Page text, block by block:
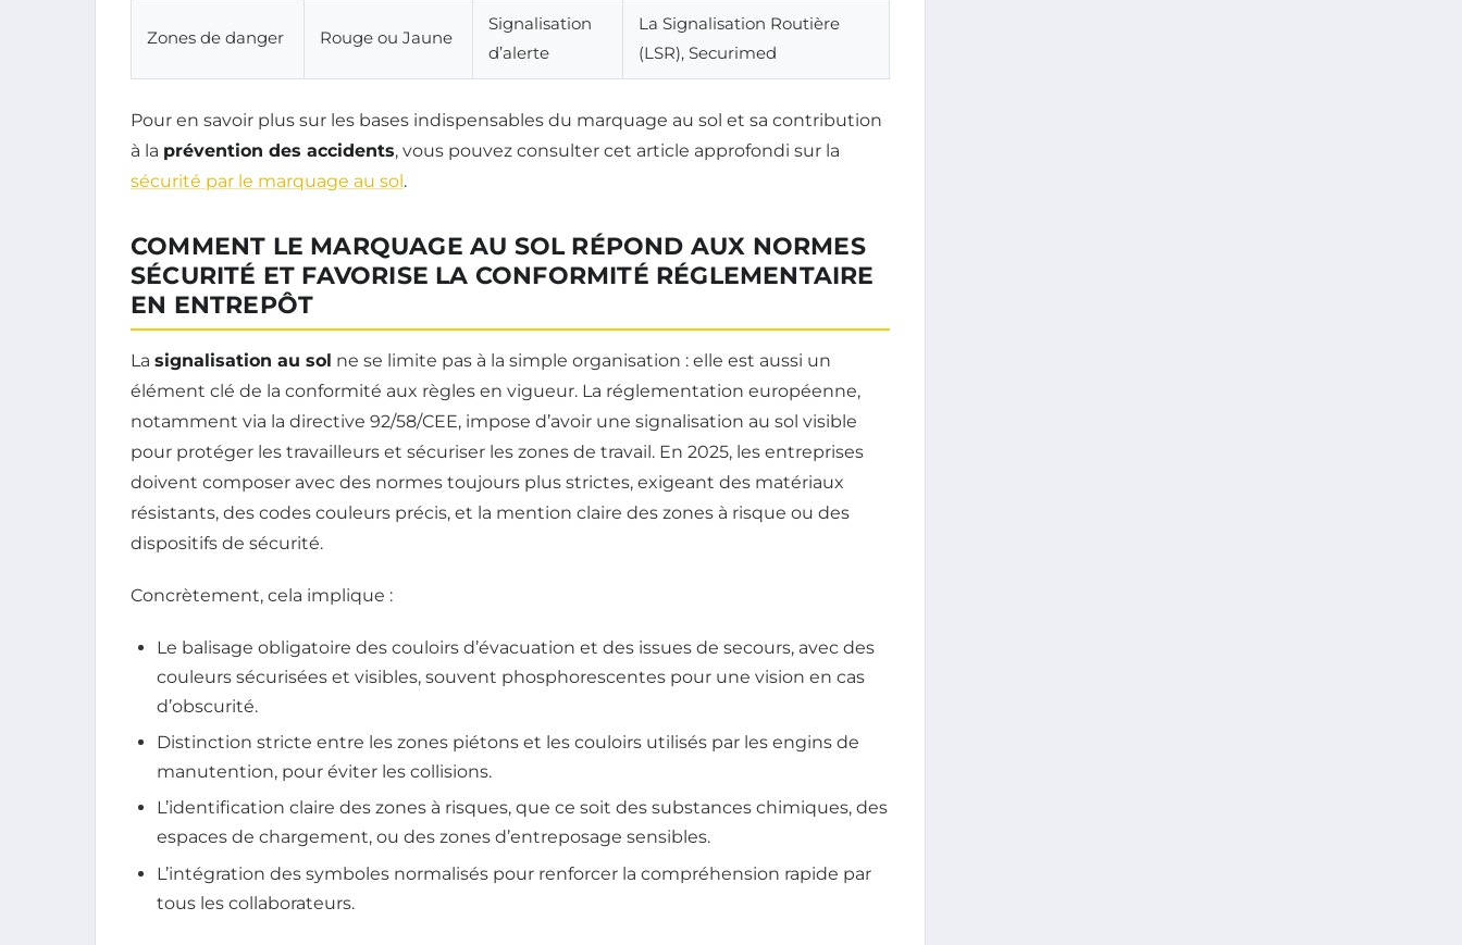
Zones de danger Rouge ou Jaune
Signalisation
d’alerte
La Signalisation Routière
(LSR), Securimed
Pour en savoir plus sur les bases indispensables du marquage au sol et sa contribution
à la prévention des accidents, vous pouvez consulter cet article approfondi sur la
sécurité par le marquage au sol.
COMMENT LE MARQUAGE AU SOL RÉPOND AUX NORMES
SÉCURITÉ ET FAVORISE LA CONFORMITÉ RÉGLEMENTAIRE
EN ENTREPÔT
La signalisation au sol ne se limite pas à la simple organisation : elle est aussi un
élément clé de la conformité aux règles en vigueur. La réglementation européenne,
notamment via la directive 92/58/CEE, impose d’avoir une signalisation au sol visible
pour protéger les travailleurs et sécuriser les zones de travail. En 2025, les entreprises
doivent composer avec des normes toujours plus strictes, exigeant des matériaux
résistants, des codes couleurs précis, et la mention claire des zones à risque ou des
dispositifs de sécurité.
Concrètement, cela implique :
Le balisage obligatoire des couloirs d’évacuation et des issues de secours, avec des
couleurs sécurisées et visibles, souvent phosphorescentes pour une vision en cas
d’obscurité.
Distinction stricte entre les zones piétons et les couloirs utilisés par les engins de
manutention, pour éviter les collisions.
L’identification claire des zones à risques, que ce soit des substances chimiques, des
espaces de chargement, ou des zones d’entreposage sensibles.
L’intégration des symboles normalisés pour renforcer la compréhension rapide par
tous les collaborateurs.